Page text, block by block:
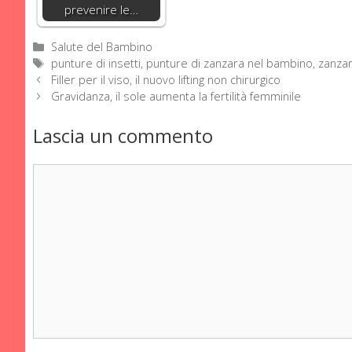
prevenire le…
Categorie
Salute del Bambino
Tag
punture di insetti, punture di zanzara nel bambino,
Filler per il viso, il nuovo lifting non chirurgico
Gravidanza, il sole aumenta la fertilità femminile
Lascia un commento